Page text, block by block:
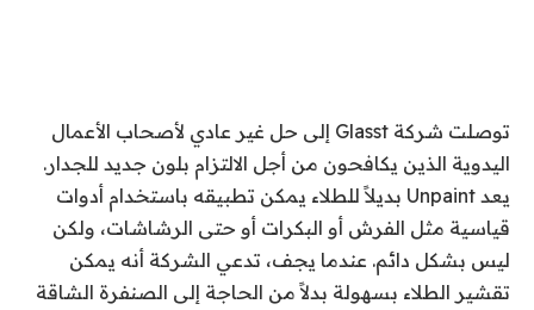
توصلت شركة Glasst إلى حل غير عادي لأصحاب الأعمال
اليدوية الذين يكافحون من أجل الالتزام بلون جديد للجدار.
يعد Unpaint بديلاً للطلاء يمكن تطبيقه باستخدام أدوات
قياسية مثل الفرش أو البكرات أو حتى الرشاشات، ولكن
ليس بشكل دائم. عندما يجف، تدعي الشركة أنه يمكن
تقشير الطلاء بسهولة بدلاً من الحاجة إلى الصنفرة الشاقة